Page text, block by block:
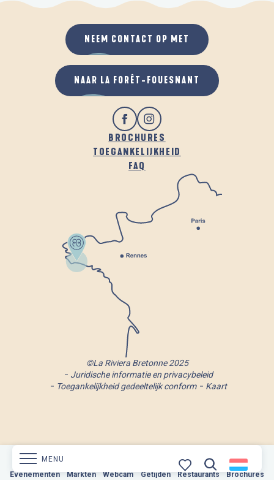
Evenementen Markten
Markten Webcam
Webcam Getijden
Getijden Restaurants
Restaurants Brochures
Brochures
MENU
BROCHURES
TOEGANKELIJKHEID
FAQ
NEEM CONTACT OP MET
NAAR LA FORÊT-FOUESNANT
©La Riviera Bretonne 2025
Juridische informatie en privacybeleid
Toegankelijkheid gedeeltelijk conform
Kaart